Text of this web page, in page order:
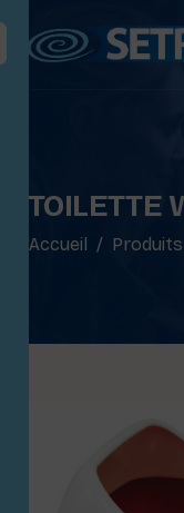
TOILETTE
Accueil Produits